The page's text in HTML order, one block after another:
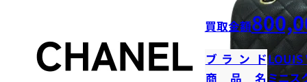
買取金額
ブランドLOUIS
商品名 ミニス